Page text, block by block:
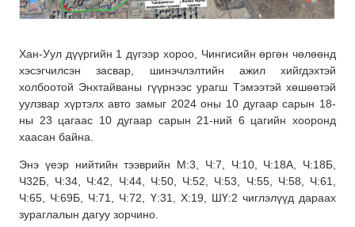
Хан-Уул дүүргийн 1 дүгээр хороо, Чингисийн өргөн чөлөөнд
хэсэгчилсэн засвар, шинэчлэлтийн ажил хийгдэхтэй
холбоотой Энхтайваны гүүрнээс урагш Тэмээтэй хөшөөтэй
уулзвар хүртэлх авто замыг 2024 оны 10 дугаар сарын 18-
ны 23 цагаас 10 дугаар сарын 21-ний 6 цагийн хооронд
хаасан байна.
Энэ үеэр нийтийн тээврийн М:3, Ч:7, Ч:10, Ч:18А, Ч:18Б,
Ч32Б, Ч:34, Ч:42, Ч:44, Ч:50, Ч:52, Ч:53, Ч:55, Ч:58, Ч:61,
Ч:65, Ч:69Б, Ч:71, Ч:72, Ү:31, Х:19, ШҮ:2 чиглэлүүд дараах
зураглалын дагуу зорчино.